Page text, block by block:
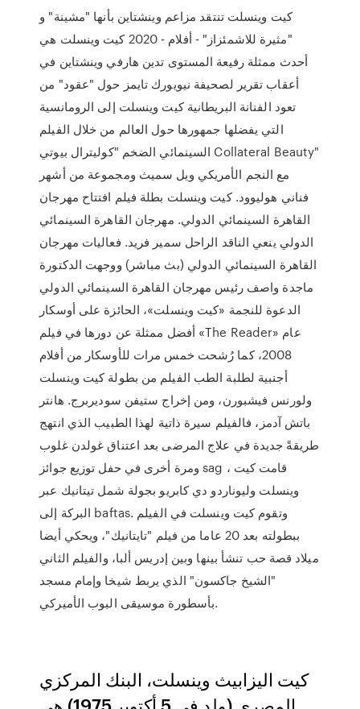
كيت وينسلت تنتقد مزاعم وينشتاين بأنها "مشينة" و
"مثيرة للاشمئزاز" - أفلام - 2020 كيت وينسلت هي
أحدث ممثلة رفيعة المستوى تدين هارفي وينشتاين في
أعقاب تقرير لصحيفة نيويورك تايمز حول "عقود" من
تعود الفنانة البريطانية كيت وينسلت إلى الرومانسية
التي يفضلها جمهورها حول العالم من خلال الفيلم
السينمائي الضخم "كوليترال بيوتي Collateral Beauty"
مع النجم الأمريكي ويل سميث ومجموعة من أشهر
فناني هوليوود. كيت وينسلت بطلة فيلم افتتاح مهرجان
القاهرة السينمائي الدولي. مهرجان القاهرة السينمائي
الدولي ينعي الناقد الراحل سمير فريد. فعاليات مهرجان
القاهرة السينمائي الدولي (بث مباشر) ووجهت الدكتورة
ماجدة واصف رئيس مهرجان القاهرة السينمائي الدولي
الدعوة للنجمة «كيت وينسلت»، الحائزة على أوسكار
أفضل ممثلة عن دورها في فيلم «The Reader» عام
2008، كما رُشحت خمس مرات للأوسكار من أفلام
أجنبية لطلبة الطب الفيلم من بطولة كيت وينسلت
ولورنس فيشبورن، ومن إخراج ستيفن سوديربرج. هانتر
باتش آدمز، فالفيلم سيرة ذاتية لهذا الطبيب الذي انتهج
طريقةً جديدة في علاج المرضى بعد اعتناق غولدن غلوب
ومرة أخرى في حفل توزيع جوائز sag ، قامت كيت
وينسلت وليوناردو دي كابريو بجولة شمل تيتانيك عبر
البركة إلى baftas. وتقوم كيت وينسلت في الفيلم
ببطولته بعد 20 عاما من فيلم "تايتانيك"، ويحكي أيضا
ميلاد قصة حب تنشأ بينها وبين إدريس ألبا، والفيلم الثاني
"الشيخ جاكسون" الذي يربط شيخا وإمام مسجد
بأسطورة موسيقى البوب الأميركي.
كيت اليزابيث وينسلت، البنك المركزي